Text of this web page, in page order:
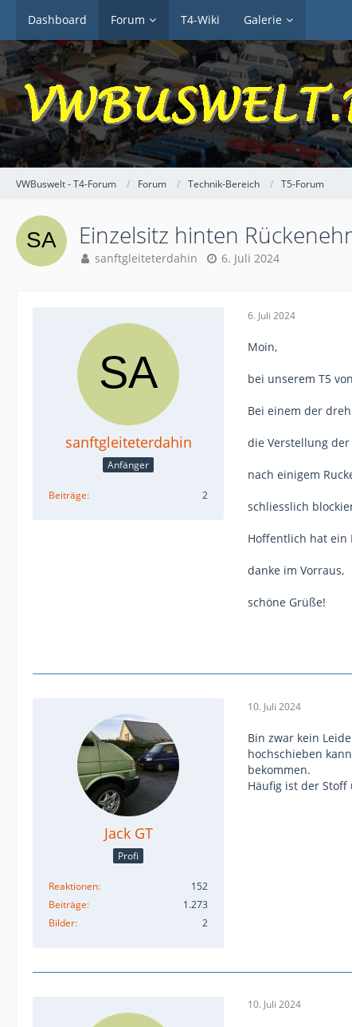
Dashboard Forum T4-Wiki Galerie
VWBuswelt - T4-Forum Forum Technik-Bereich T5-Forum
Einzelsitz hinten
sanftgleiteterdahin 6. Juli 2024
sanftgleiteterdahin
Anfänger
Beiträge 2
6. Juli 2024
Moin,
bei unserem T5
Bei einem der
die Verstellung
nach einigem
schliesslich
Hoffentlich hat ein
danke im Vorraus,
schöne Grüße!
Jack GT
Profi
Reaktionen
152
Beiträge
1.273
Bilder
2
10. Juli 2024
Bin zwar kein
hochschieben
bekommen.
Häufig ist der
10. Juli 2024